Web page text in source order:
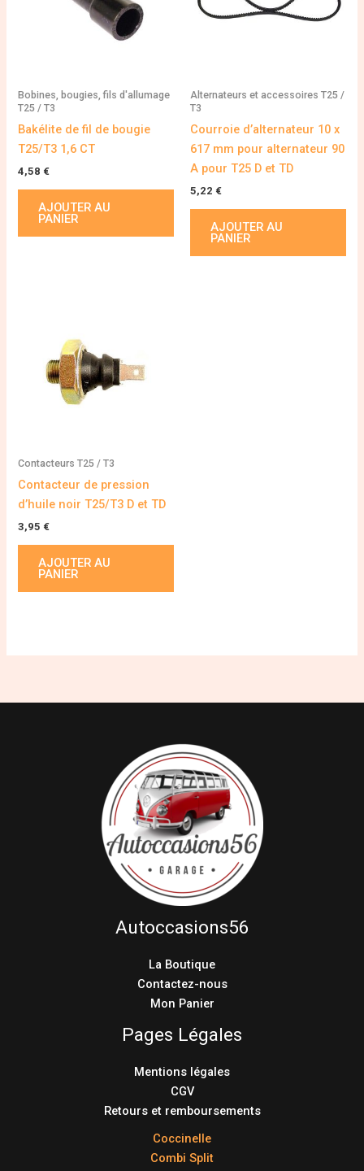
Bobines, bougies, fils d'allumage
T25 / T3
Bakélite de fil de bougie
T25/T3 1,6 CT
4,58 €
AJOUTER AU
PANIER
Alternateurs et accessoires T25 /
T3
Courroie d’alternateur 10 x
617 mm pour alternateur 90
A pour T25 D et TD
5,22 €
AJOUTER AU
PANIER
Contacteurs T25 / T3
Contacteur de pression
d’huile noir T25/T3 D et TD
3,95 €
AJOUTER AU
PANIER
Autoccasions56
La Boutique
Contactez-nous
Mon Panier
Pages Légales
Mentions légales
CGV
Retours et remboursements
Coccinelle
Combi Split